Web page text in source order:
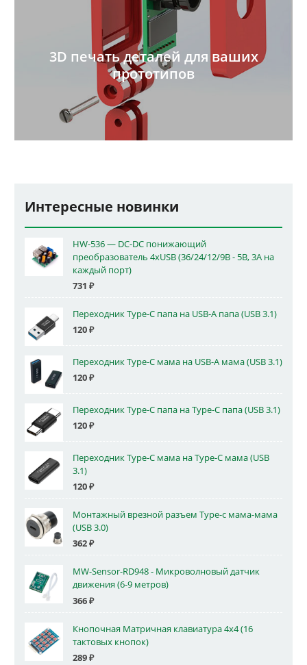
3D печать деталей для ваших
прототипов
Интересные новинки
HW-536 — DC-DC понижающий
преобразователь 4xUSB (36/24/12/9В - 5В, 3А на
каждый порт)
731 ₽
Переходник Type-C папа на USB-A папа (USB 3.1)
120₽
Переходник Type-C мама на USB-A мама (USB 3.1)
120₽
Переходник Type-C папа на Type-C папа (USB 3.1)
120₽
Переходник Type-C мама на Type-C мама (USB
3.1)
120₽
Монтажный врезной разъем Type-c мама-мама
(USB 3.0)
362₽
MW-Sensor-RD948 - Микроволновый датчик
движения (6-9 метров)
366₽
Кнопочная Матричная клавиатура 4x4 (16
тактовых кнопок)
289₽